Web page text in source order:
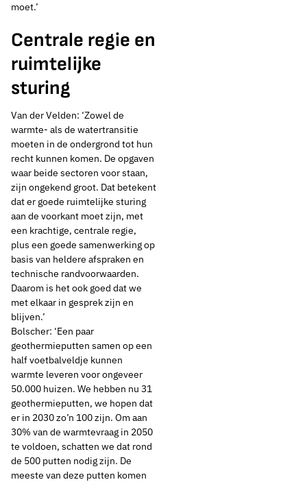
moet.’
Centrale regie en
ruimtelijke
sturing
Van der Velden: ‘Zowel de
warmte- als de watertransitie
moeten in de ondergrond tot hun
recht kunnen komen. De opgaven
waar beide sectoren voor staan,
zijn ongekend groot. Dat betekent
dat er goede ruimtelijke sturing
aan de voorkant moet zijn, met
een krachtige, centrale regie,
plus een goede samenwerking op
basis van heldere afspraken en
technische randvoorwaarden.
Daarom is het ook goed dat we
met elkaar in gesprek zijn en
blijven.’
Bolscher: ‘Een paar
geothermieputten samen op een
half voetbalveldje kunnen
warmte leveren voor ongeveer
50.000 huizen. We hebben nu 31
geothermieputten, we hopen dat
er in 2030 zo’n 100 zijn. Om aan
30% van de warmtevraag in 2050
te voldoen, schatten we dat rond
de 500 putten nodig zijn. De
meeste van deze putten komen